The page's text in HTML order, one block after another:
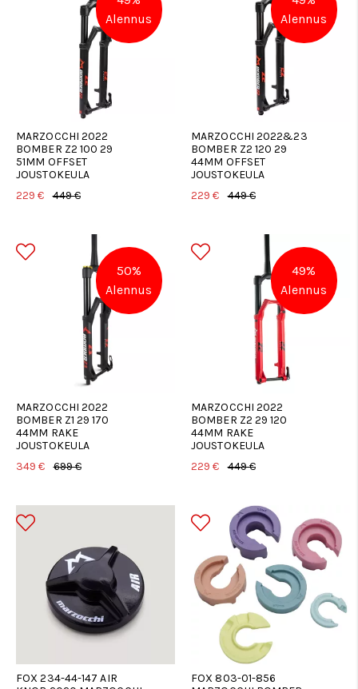
Alennus
MARZOCCHI 2022
BOMBER Z2 100 29
51MM OFFSET
JOUSTOKEULA
229 €
449 €
Alennus
MARZOCCHI 2022&23
BOMBER Z2 120 29
44MM OFFSET
JOUSTOKEULA
229 €
449 €
50%
Alennus
MARZOCCHI 2022
BOMBER Z1 29 170
44MM RAKE
JOUSTOKEULA
349 €
699 €
49%
Alennus
MARZOCCHI 2022
BOMBER Z2 29 120
44MM RAKE
JOUSTOKEULA
229 €
449 €
FOX 234-44-147 AIR
FOX 803-01-856